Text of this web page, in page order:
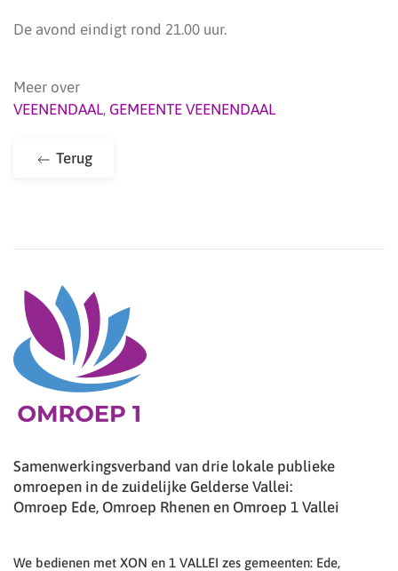
De avond eindigt rond 21.00 uur.
Meer over
VEENENDAAL, GEMEENTE VEENENDAAL
Terug
Samenwerkingsverband van drie lokale publieke
omroepen in de zuidelijke Gelderse Vallei:
Omroep Ede, Omroep Rhenen en Omroep 1 Vallei
We bedienen met XON en 1 VALLEI zes gemeenten: Ede,